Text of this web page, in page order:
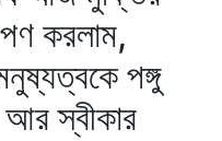
করলাম,
পঙ্গু
আর স্বীকার